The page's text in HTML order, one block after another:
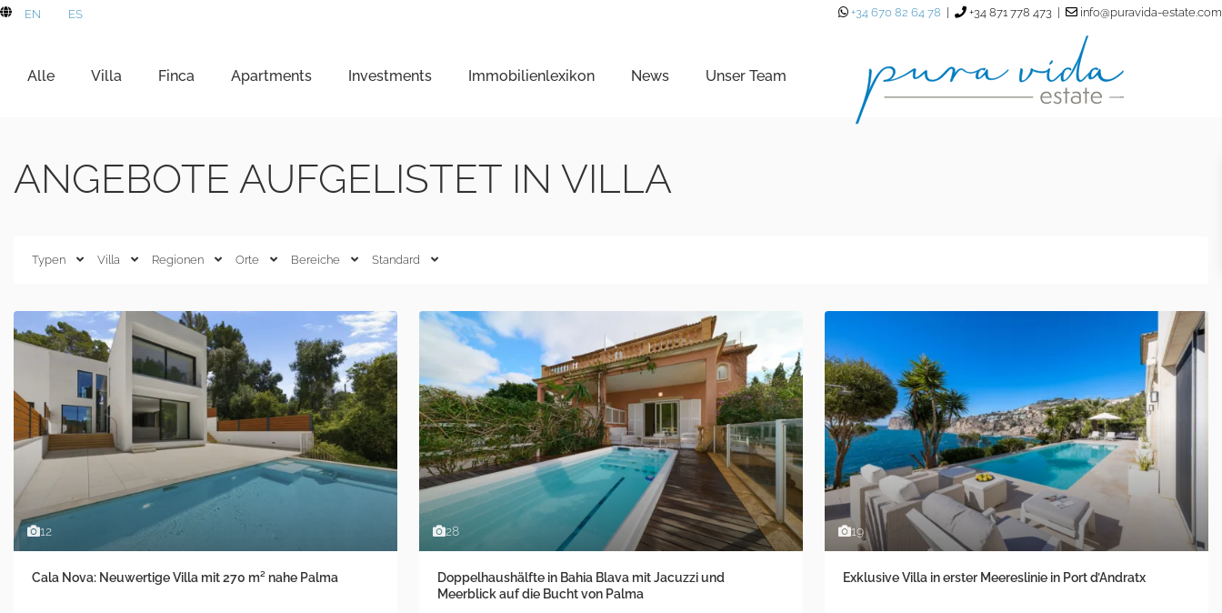
EN ES +34 670 82 64 78 +34 871 778 473 | info@puravida-estate.com
Alle Villa Finca Apartments Investments Immobilienlexikon News Unser Team
ANGEBOTE AUFGELISTET IN VILLA
Typen Villa Regionen Orte Bereiche Standard
12
Cala Nova: Neuwertige Villa mit 270 m² nahe Palma
28
Doppelhaushälfte in Bahia Blava mit Jacuzzi und
Meerblick auf die Bucht von Palma
19
Exklusive Villa in erster Meereslinie in Port d’Andratx